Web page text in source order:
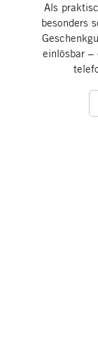
Als
besonders
einlösbar –